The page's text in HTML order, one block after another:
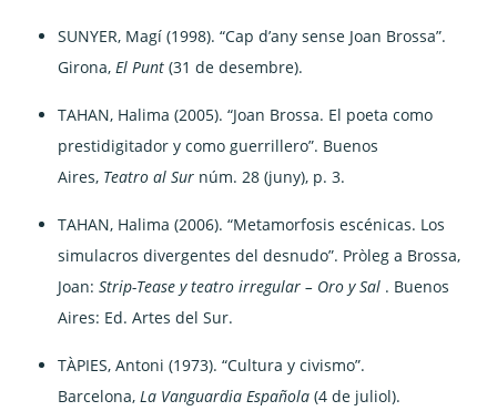
SUNYER, Magí (1998). “Cap d’any sense Joan Brossa”.
Girona,El Punt (31 de desembre).
TAHAN, Halima (2005). “Joan Brossa. El poeta como
prestidigitador y como guerrillero”. Buenos
Aires, Teatro al Sur núm. 28 (juny), p. 3.
TAHAN, Halima (2006). “Metamorfosis escénicas. Los
simulacros divergentes del desnudo”. Pròleg a Brossa,
Joan:Strip-Tease y teatro irregular – Oro y Sal . Buenos
Aires: Ed. Artes del Sur.
TÀPIES, Antoni (1973). “Cultura y civismo”.
Barcelona,La Vanguardia Española (4 de juliol).